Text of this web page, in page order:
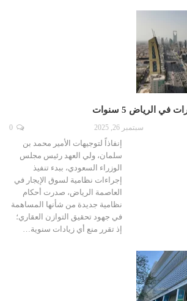
في الرياض 5 سنوات
سبتمبر 26, 2025
إنفاذاً لتوجيهات الأمير محمد بن
سلمان، ولي العهد رئيس مجلس
الوزراء السعودي، ببدء تنفيذ
إجراءات نظامية لسوق الإيجار في
العاصمة الرياض، صدرت أحكام
نظامية جديدة من شأنها المساهمة
في جهود تحقيق التوازن العقاري؛
إذ تقرر منع أي زيادات سنوية…